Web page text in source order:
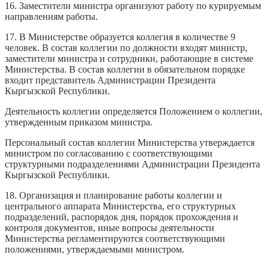
16. Заместители министра организуют работу по курируемым
направлениям работы.
17. В Министерстве образуется коллегия в количестве 9
человек. В состав коллегии по должности входят министр,
заместители министра и сотрудники, работающие в системе
Министерства. В состав коллегии в обязательном порядке
входит представитель Администрации Президента
Кыргызской Республики.
Деятельность коллегии определяется Положением о коллегии,
утвержденным приказом министра.
Персональный состав коллегии Министерства утверждается
министром по согласованию с соответствующими
структурными подразделениями Администрации Президента
Кыргызской Республики.
18. Организация и планирование работы коллегии и
центрального аппарата Министерства, его структурных
подразделений, распорядок дня, порядок прохождения и
контроля документов, иные вопросы деятельности
Министерства регламентируются соответствующими
положениями, утверждаемыми министром.